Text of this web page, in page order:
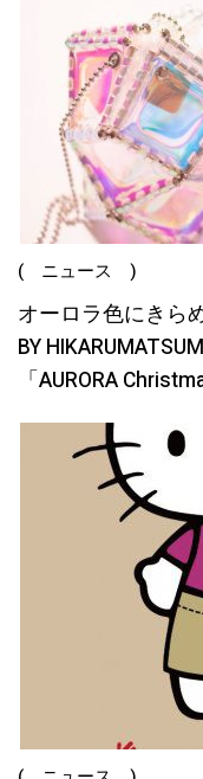
( ニュース )
オーロラ色にきら
BY
「AURORA